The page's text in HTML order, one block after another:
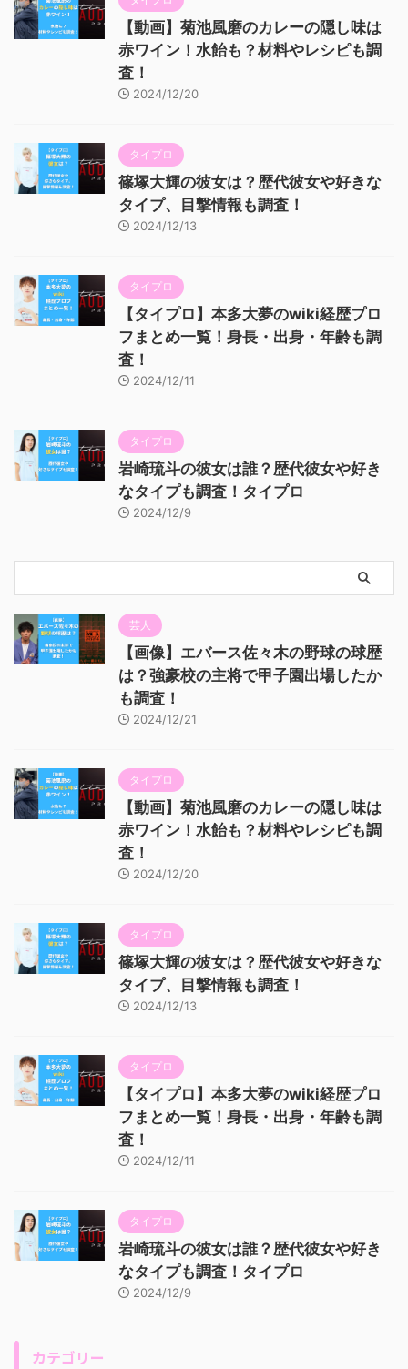
【動画】菊池風磨のカレーの隠し味は
赤ワイン！水飴も？材料やレシピも調
査！
2024/12/20
タイプロ
篠塚大輝の彼女は？歴代彼女や好きな
タイプ、目撃情報も調査！
2024/12/13
タイプロ
【タイプロ】本多大夢のwiki経歴プロ
フまとめ一覧！身長・出身・年齢も調
査！
2024/12/11
タイプロ
岩崎琉斗の彼女は誰？歴代彼女や好き
なタイプも調査！タイプロ
2024/12/9
芸人
【画像】エバース佐々木の野球の球歴
は？強豪校の主将で甲子園出場したか
も調査！
2024/12/21
タイプロ
【動画】菊池風磨のカレーの隠し味は
赤ワイン！水飴も？材料やレシピも調
査！
2024/12/20
タイプロ
篠塚大輝の彼女は？歴代彼女や好きな
タイプ、目撃情報も調査！
2024/12/13
タイプロ
【タイプロ】本多大夢のwiki経歴プロ
フまとめ一覧！身長・出身・年齢も調
査！
2024/12/11
タイプロ
岩崎琉斗の彼女は誰？歴代彼女や好き
なタイプも調査！タイプロ
2024/12/9
カテゴリー